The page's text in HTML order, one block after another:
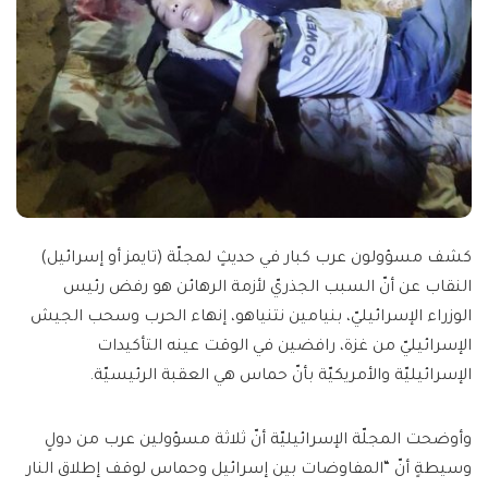
كشف مسؤولون عرب كبار في حديثٍ لمجلّة (تايمز أو إسرائيل)
النقاب عن أنّ السبب الجذريّ لأزمة الرهائن هو رفض رئيس
الوزراء الإسرائيليّ، بنيامين نتنياهو، إنهاء الحرب وسحب الجيش
الإسرائيليّ من غزة، رافضين في الوقت عينه التأكيدات
الإسرائيليّة والأمريكيّة بأنّ حماس هي العقبة الرئيسيّة.
وأوضحت المجلّة الإسرائيليّة أنّ ثلاثة مسؤولين عرب من دولٍ
وسيطةٍ أنّ “المفاوضات بين إسرائيل وحماس لوقف إطلاق النار